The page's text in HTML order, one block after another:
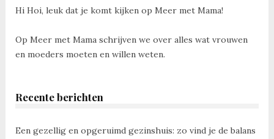
Hi Hoi, leuk dat je komt kijken op Meer met Mama!
Op Meer met Mama schrijven we over alles wat vrouwen
en moeders moeten en willen weten.
Recente berichten
Een gezellig en opgeruimd gezinshuis: zo vind je de balans